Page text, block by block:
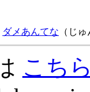
ダメあんてな （じ
こち